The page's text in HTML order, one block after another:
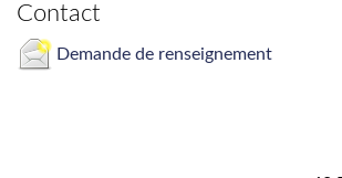
Contact
Demande de renseignement